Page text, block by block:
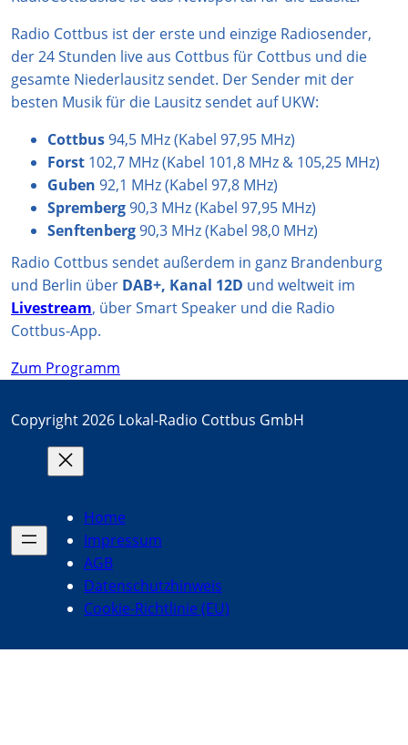
a
m
p
k
Radio Cottbus ist der erste und einzige Radiosender,
der 24 Stunden live aus Cottbus für Cottbus und die
gesamte Niederlausitz sendet. Der Sender mit der
besten Musik für die Lausitz sendet auf UKW:
Cottbus94,5 MHz (Kabel 97,95 MHz)
Forst 102,7 MHz (Kabel 101,8 MHz & 105,25 MHz)
Guben 92,1 MHz (Kabel 97,8 MHz)
Spremberg90,3 MHz (Kabel 97,95 MHz)
Senftenberg90,3 MHz (Kabel 98,0 MHz)
Radio Cottbus sendet außerdem in ganz Brandenburg
und Berlin über DAB+, Kanal 12D und weltweit im
Livestream, über Smart Speaker und die Radio
Cottbus-App.
Zum Programm
Copyright 2026 Lokal-Radio Cottbus GmbH
Home
Impressum
AGB
Datenschutzhinweis
Cookie-Richtlinie (EU)